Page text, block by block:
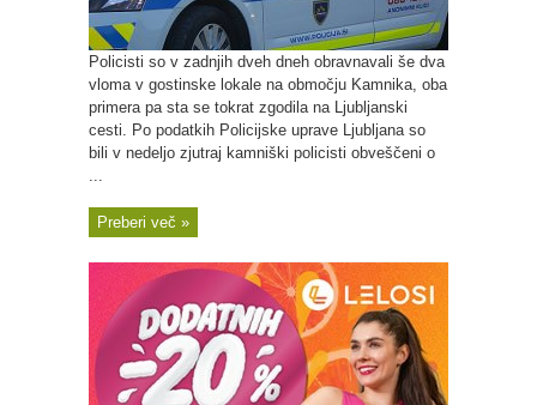
Policisti so v zadnjih dveh dneh obravnavali še dva
vloma v gostinske lokale na območju Kamnika, oba
primera pa sta se tokrat zgodila na Ljubljanski
cesti. Po podatkih Policijske uprave Ljubljana so
bili v nedeljo zjutraj kamniški policisti obveščeni o
...
Preberi več »